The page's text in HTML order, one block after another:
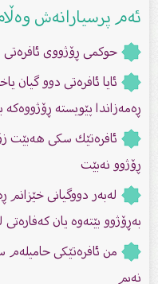
ئەم پرسیارانەش
حوكمی ڕۆژووی ئافرەتی
ئایا ئافرەتی دوو گیان
ڕەمەزاندا پێویستە ڕۆژووەکە
ئافرەتێك سكى هەبێت زۆر
ڕۆژوو نەبێت
لەبەر دووگیانى خێزانم
بەڕۆژوو بێتەوە یان كەفارەتى
من ئافرەتێكى حامیلەم
نەبم